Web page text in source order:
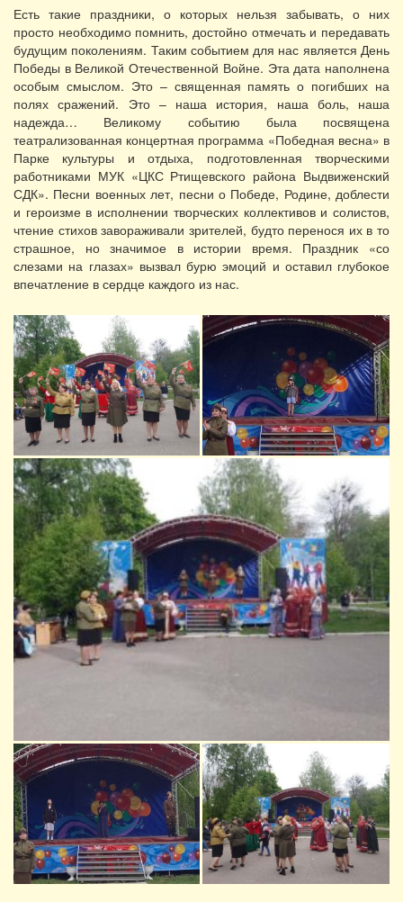
Есть такие праздники, о которых нельзя забывать, о них
просто необходимо помнить, достойно отмечать и передавать
будущим поколениям. Таким событием для нас является День
Победы в Великой Отечественной Войне. Эта дата наполнена
особым смыслом. Это – священная память о погибших на
полях сражений. Это – наша история, наша боль, наша
надежда… Великому событию была посвящена
театрализованная концертная программа «Победная весна» в
Парке культуры и отдыха, подготовленная творческими
работниками МУК «ЦКС Ртищевского района Выдвиженский
СДК». Песни военных лет, песни о Победе, Родине, доблести
и героизме в исполнении творческих коллективов и солистов,
чтение стихов завораживали зрителей, будто перенося их в то
страшное, но значимое в истории время. Праздник «со
слезами на глазах» вызвал бурю эмоций и оставил глубокое
впечатление в сердце каждого из нас.